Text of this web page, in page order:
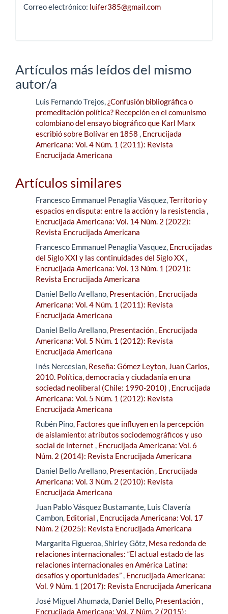
Correo electrónico: luifer385@gmail.com
Artículos más leídos del mismo
autor/a
Luis Fernando Trejos, ¿Confusión bibliográfica o
premeditación política? Recepción en el comunismo
colombiano del ensayo biográfico que Karl Marx
escribió sobre Bolívar en 1858 , Encrucijada
Americana: Vol. 4 Núm. 1 (2011): Revista
Encrucijada Americana
Artículos similares
Francesco Emmanuel Penaglia Vásquez,Territorio y
espacios en disputa: entre la acción y la resistencia ,
Encrucijada Americana: Vol. 14 Núm. 2 (2022):
Revista Encrucijada Americana
Francesco Emmanuel Penaglia Vasquez, Encrucijadas
del Siglo XXI y las continuidades del Siglo XX,
Encrucijada Americana: Vol. 13 Núm. 1 (2021):
Revista Encrucijada Americana
Daniel Bello Arellano, Presentación, Encrucijada
Americana: Vol. 4 Núm. 1 (2011): Revista
Encrucijada Americana
Daniel Bello Arellano, Presentación, Encrucijada
Americana: Vol. 5 Núm. 1 (2012): Revista
Encrucijada Americana
Inés Nercesian, Reseña: Gómez Leyton, Juan Carlos,
2010. Política, democracia y ciudadanía en una
sociedad neoliberal (Chile: 1990-2010) , Encrucijada
Americana: Vol. 5 Núm. 1 (2012): Revista
Encrucijada Americana
Rubén Pino, Factores que influyen en la percepción
de aislamiento: atributos sociodemográficos y uso
social de internet , Encrucijada Americana: Vol. 6
Núm. 2 (2014): Revista Encrucijada Americana
Daniel Bello Arellano, Presentación, Encrucijada
Americana: Vol. 3 Núm. 2 (2010): Revista
Encrucijada Americana
Juan Pablo Vásquez Bustamante, Luís Clavería
Cambon, Editorial , Encrucijada Americana: Vol. 17
Núm. 2 (2025): Revista Encrucijada Americana
Margarita Figueroa, Shirley Götz, Mesa redonda de
relaciones internacionales: “El actual estado de las
relaciones internacionales en América Latina:
desafíos y oportunidades”, Encrucijada Americana:
Vol. 9 Núm. 1 (2017): Revista Encrucijada Americana
José Miguel Ahumada, Daniel Bello, Presentación,
Encrucijada Americana: Vol. 7 Núm. 2 (2015):